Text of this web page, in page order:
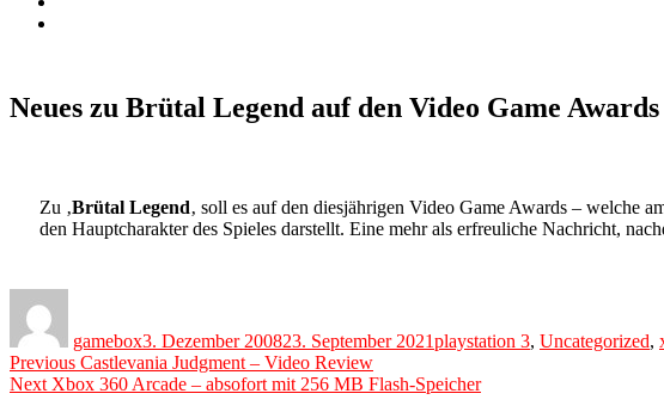
Neues zu Brütal Legend auf den Video Game Awards
Zu ‚Brütal Legend‚ soll es auf den diesjährigen Video Game Awards – welche
den Hauptcharakter des Spieles darstellt. Eine mehr als erfreuliche Nachricht,
gamebox3. Dezember 200823. September 2021playstation 3, Uncategorized,
Beitragsnavigation
Previous Previous
post:
Castlevania Judgment – Video Review
Next Next
Xbox 360 Arcade – absofort mit 256 MB Flash-Speicher